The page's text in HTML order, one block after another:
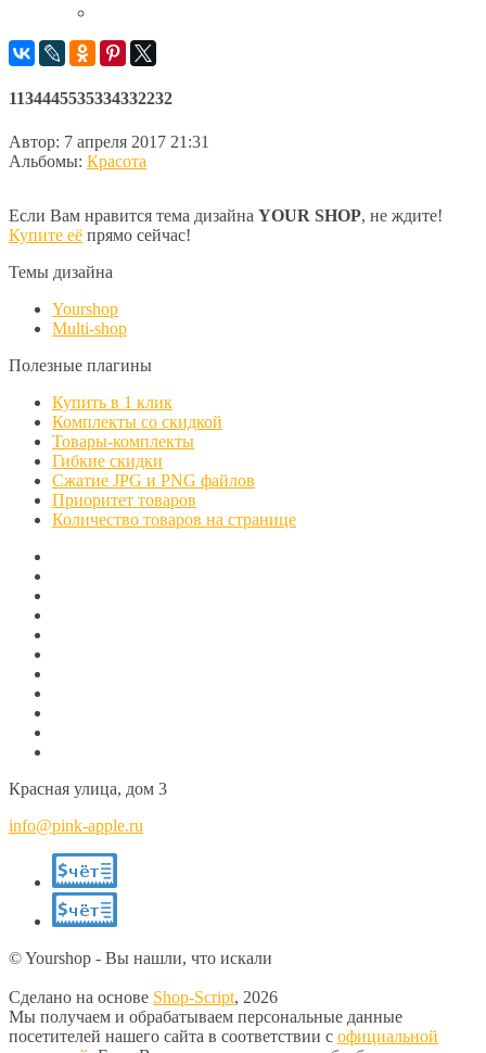
1134445535334332232
Автор: 7 апреля 2017 21:31
Альбомы: Красота
Если Вам нравится тема дизайна YOUR SHOP, не ждите!
Купите её прямо сейчас!
Темы дизайна
Yourshop
Multi-shop
Полезные плагины
Купить в 1 клик
Комплекты со скидкой
Товары-комплекты
Гибкие скидки
Сжатие JPG и PNG файлов
Приоритет товаров
Количество товаров на странице
Красная улица, дом 3
info@pink-apple.ru
© Yourshop - Вы нашли, что искали
Сделано на основе Shop-Script, 2026
Мы получаем и обрабатываем персональные данные
посетителей нашего сайта в соответствии с официальной